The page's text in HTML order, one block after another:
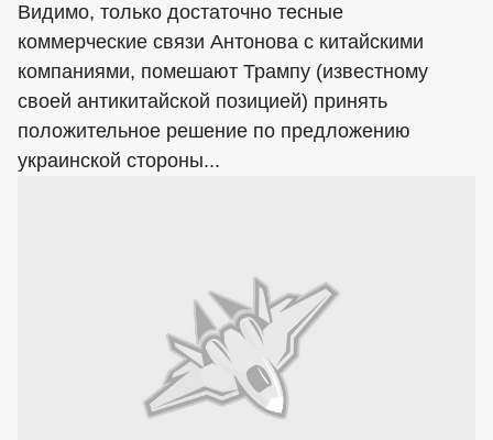
Видимо, только достаточно тесные
коммерческие связи Антонова с китайскими
компаниями, помешают Трампу (известному
своей антикитайской позицией) принять
положительное решение по предложению
украинской стороны...